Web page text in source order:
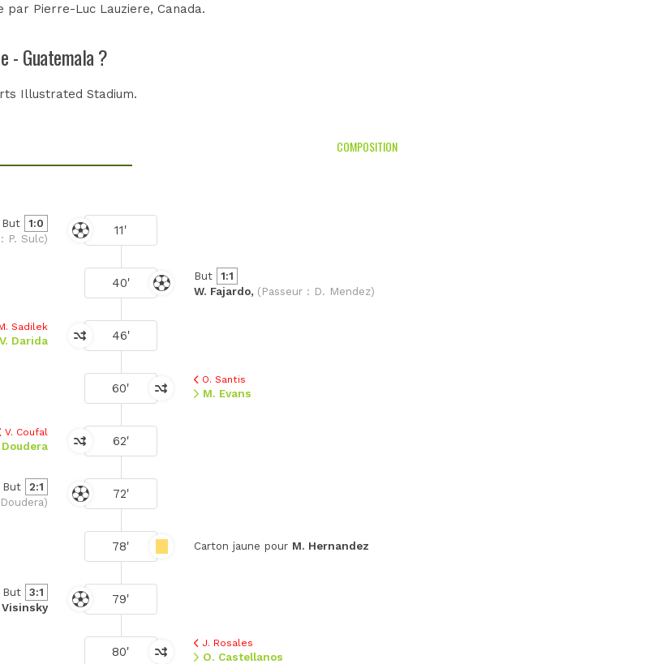
par Pierre-Luc Lauziere, Canada.
- Guatemala ?
Illustrated Stadium.
COMPOSITION
11'
But
1:0
P. Sulc)
40' But
1:1
W. Fajardo, (Passeur : D. Mendez)
46'
Sadilek
V. Darida
60'
O. Santis
M. Evans
62'
V. Coufal
Doudera
72'
But
2:1
78' Carton jaune pour M. Hernandez
79'
But
3:1
Visinsky
80'
J. Rosales
O. Castellanos